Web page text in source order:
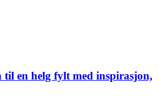
en helg fylt med inspirasjon,